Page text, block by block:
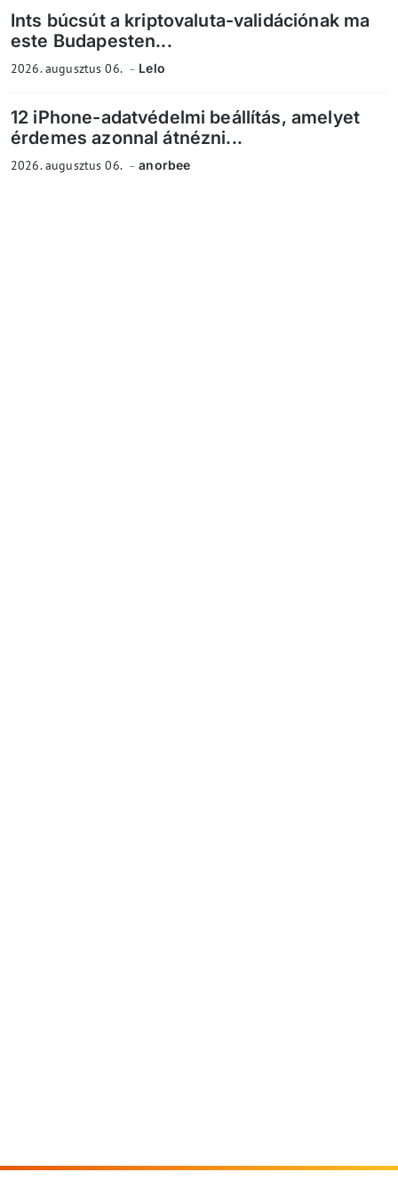
Ints búcsút a kriptovaluta-validációnak ma
este Budapesten...
2026. augusztus 06. Lelo
12 iPhone-adatvédelmi beállítás, amelyet
érdemes azonnal átnézni...
2026. augusztus 06. anorbee